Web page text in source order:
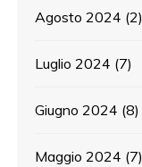
Agosto 2024 (2)
Luglio 2024 (7)
Giugno 2024 (8)
Maggio 2024 (7)